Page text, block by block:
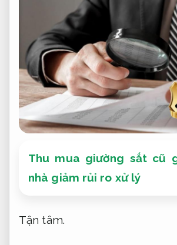
Thu mua giường sắt cũ
nhà giảm rủi ro xử lý
Tận tâm.